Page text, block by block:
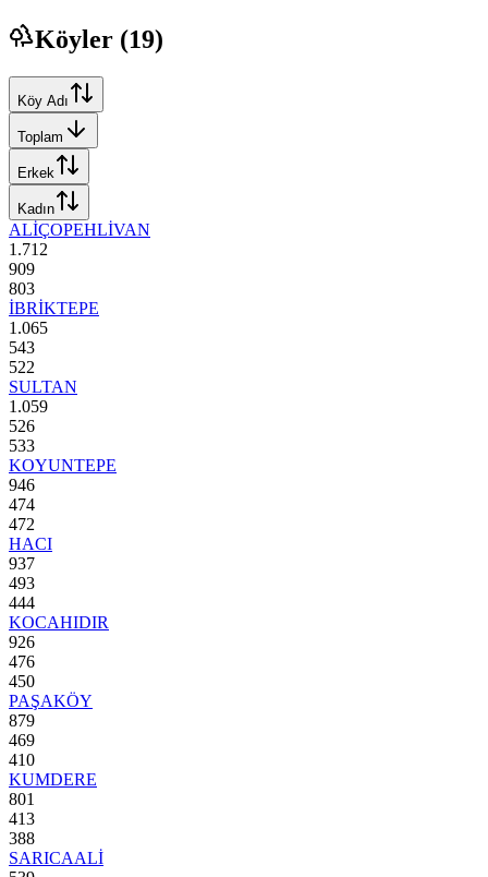
Köyler (19)
Köy Adı
Toplam
Erkek
Kadın
ALİÇOPEHLİVAN
1.712
909
803
İBRİKTEPE
1.065
543
522
SULTAN
1.059
526
533
KOYUNTEPE
946
474
472
HACI
937
493
444
KOCAHIDIR
926
476
450
PAŞAKÖY
879
469
410
KUMDERE
801
413
388
SARICAALİ